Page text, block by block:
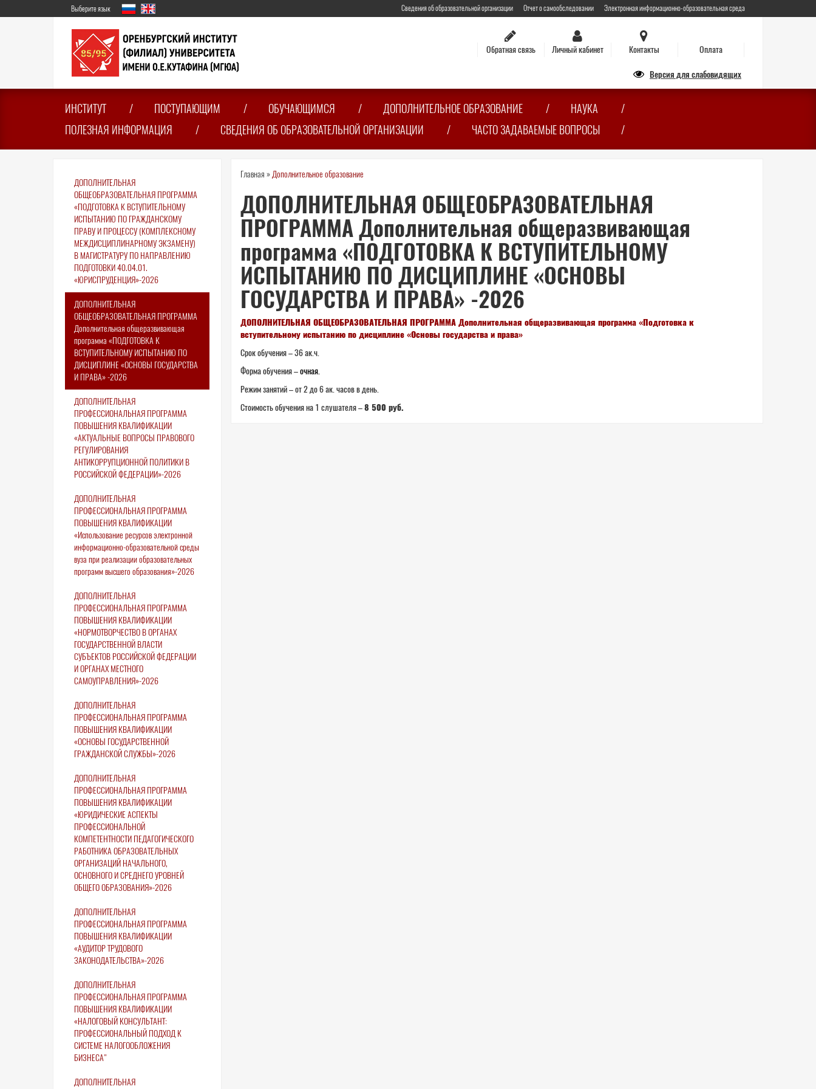
к
Выберите язык Сведения об образовательной организации Отчет о самообследовании Электронная информационно-образовательная среда
Обратная связь Личный кабинет Контакты Оплата
Версия для слабовидящих
ИНСТИТУТ ПОСТУПАЮЩИМ ОБУЧАЮЩИМСЯ ДОПОЛНИТЕЛЬНОЕ ОБРАЗОВАНИЕ
НАУКА
ПОЛЕЗНАЯ ИНФОРМАЦИЯ
СВЕДЕНИЯ ОБ ОБРАЗОВАТЕЛЬНОЙ ОРГАНИЗАЦИИ ЧАСТО ЗАДАВАЕМЫЕ ВОПРОСЫ
ДОПОЛНИТЕЛЬНАЯ
ОБЩЕОБРАЗОВАТЕЛЬНАЯ ПРОГРАММА
«ПОДГОТОВКА К ВСТУПИТЕЛЬНОМУ
ИСПЫТАНИЮ ПО ГРАЖДАНСКОМУ
ПРАВУ И ПРОЦЕССУ (КОМПЛЕКСНОМУ
МЕЖДИСЦИПЛИНАРНОМУ ЭКЗАМЕНУ)
В МАГИСТРАТУРУ ПО НАПРАВЛЕНИЮ
ПОДГОТОВКИ 40.04.01.
«ЮРИСПРУДЕНЦИЯ»-2026
ДОПОЛНИТЕЛЬНАЯ
ОБЩЕОБРАЗОВАТЕЛЬНАЯ ПРОГРАММА
Дополнительная общеразвивающая
программа «ПОДГОТОВКА К
ВСТУПИТЕЛЬНОМУ ИСПЫТАНИЮ ПО
ДИСЦИПЛИНЕ «ОСНОВЫ ГОСУДАРСТВА
И ПРАВА» -2026
ДОПОЛНИТЕЛЬНАЯ
ПРОФЕССИОНАЛЬНАЯ ПРОГРАММА
ПОВЫШЕНИЯ КВАЛИФИКАЦИИ
«АКТУАЛЬНЫЕ ВОПРОСЫ ПРАВОВОГО
РЕГУЛИРОВАНИЯ
АНТИКОРРУПЦИОННОЙ ПОЛИТИКИ В
РОССИЙСКОЙ ФЕДЕРАЦИИ»-2026
ДОПОЛНИТЕЛЬНАЯ
ПРОФЕССИОНАЛЬНАЯ ПРОГРАММА
ПОВЫШЕНИЯ КВАЛИФИКАЦИИ
«Использование ресурсов электронной
информационно-образовательной среды
вуза при реализации образовательных
программ высшего образования»-2026
ДОПОЛНИТЕЛЬНАЯ
ПРОФЕССИОНАЛЬНАЯ ПРОГРАММА
ПОВЫШЕНИЯ КВАЛИФИКАЦИИ
«НОРМОТВОРЧЕСТВО В ОРГАНАХ
ГОСУДАРСТВЕННОЙ ВЛАСТИ
СУБЪЕКТОВ РОССИЙСКОЙ ФЕДЕРАЦИИ
И ОРГАНАХ МЕСТНОГО
САМОУПРАВЛЕНИЯ»-2026
ДОПОЛНИТЕЛЬНАЯ
ПРОФЕССИОНАЛЬНАЯ ПРОГРАММА
ПОВЫШЕНИЯ КВАЛИФИКАЦИИ
«ОСНОВЫ ГОСУДАРСТВЕННОЙ
ГРАЖДАНСКОЙ СЛУЖБЫ»-2026
ДОПОЛНИТЕЛЬНАЯ
ПРОФЕССИОНАЛЬНАЯ ПРОГРАММА
ПОВЫШЕНИЯ КВАЛИФИКАЦИИ
«ЮРИДИЧЕСКИЕ АСПЕКТЫ
ПРОФЕССИОНАЛЬНОЙ
КОМПЕТЕНТНОСТИ ПЕДАГОГИЧЕСКОГО
РАБОТНИКА ОБРАЗОВАТЕЛЬНЫХ
ОРГАНИЗАЦИЙ НАЧАЛЬНОГО,
ОСНОВНОГО И СРЕДНЕГО УРОВНЕЙ
ОБЩЕГО ОБРАЗОВАНИЯ»-2026
ДОПОЛНИТЕЛЬНАЯ
ПРОФЕССИОНАЛЬНАЯ ПРОГРАММА
ПОВЫШЕНИЯ КВАЛИФИКАЦИИ
«АУДИТОР ТРУДОВОГО
ЗАКОНОДАТЕЛЬСТВА»-2026
ДОПОЛНИТЕЛЬНАЯ
ПРОФЕССИОНАЛЬНАЯ ПРОГРАММА
ПОВЫШЕНИЯ КВАЛИФИКАЦИИ
«НАЛОГОВЫЙ КОНСУЛЬТАНТ:
ПРОФЕССИОНАЛЬНЫЙ ПОДХОД К
СИСТЕМЕ НАЛОГООБЛОЖЕНИЯ
БИЗНЕСА"
ДОПОЛНИТЕЛЬНАЯ
Вы
здесь
Главная »Дополнительное образование
ДОПОЛНИТЕЛЬНАЯ ОБЩЕОБРАЗОВАТЕЛЬНАЯ
ПРОГРАММА Дополнительная общеразвивающая
программа «ПОДГОТОВКА К ВСТУПИТЕЛЬНОМУ
ИСПЫТАНИЮ ПО ДИСЦИПЛИНЕ «ОСНОВЫ
ГОСУДАРСТВА И ПРАВА» -2026
ДОПОЛНИТЕЛЬНАЯ ОБЩЕОБРАЗОВАТЕЛЬНАЯ ПРОГРАММА Дополнительная общеразвивающая программа «Подготовка к
вступительному испытанию по дисциплине «Основы государства и права»
Срок обучения – 36 ак.ч.
Форма обучения –очная.
Режим занятий – от 2 до 6 ак. часов в день.
Стоимость обучения на 1 слушателя –8 500 руб.